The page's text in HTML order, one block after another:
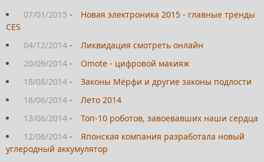
07/01/2015 -
Новая электроника 2015 - главные тренды
CES
04/12/2014 -
Ликвидация смотреть онлайн
20/09/2014 -
Omote - цифровой макияж
18/08/2014 -
Законы Мёрфи и другие законы подлости
18/06/2014 -
Лето 2014
13/06/2014 -
Топ-10 роботов, завоевавших наши сердца
12/06/2014 -
Японская компания разработала новый
углеродный аккумулятор